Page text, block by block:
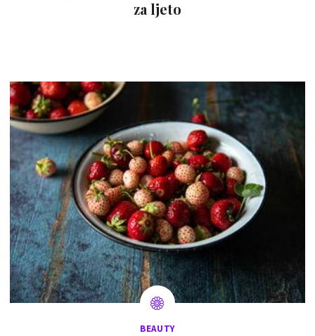
za ljeto
BEAUTY